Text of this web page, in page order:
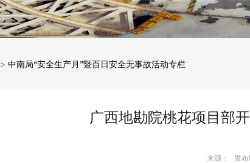
> 中南局“安全生产月”暨百日安全无事故活动专栏
广西地勘院桃花项目部
来源： 发布